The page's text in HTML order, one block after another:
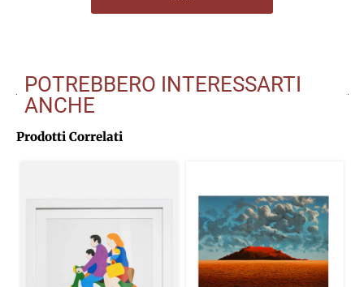
POTREBBERO INTERESSARTI
ANCHE
Prodotti Correlati